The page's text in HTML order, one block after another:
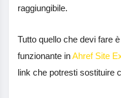
raggiungibile.
Tutto quello che devi fare
funzionante inAhref Site
link che potresti sostituire